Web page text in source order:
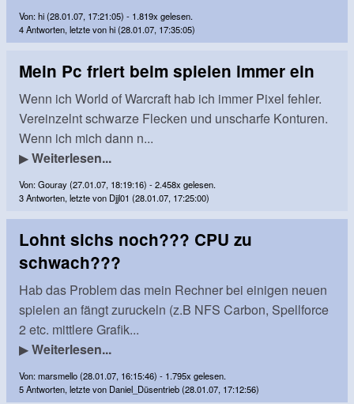
Von: hi (28.01.07, 17:21:05) - 1.819x gelesen.
4 Antworten, letzte von hi (28.01.07, 17:35:05)
Mein Pc friert beim spielen immer ein
Wenn ich World of Warcraft hab ich immer Pixel fehler.
Vereinzelnt schwarze Flecken und unscharfe Konturen.
Wenn ich mich dann n...
▶Weiterlesen...
Von: Gouray (27.01.07, 18:19:16) - 2.458x gelesen.
3 Antworten, letzte von Djjl01 (28.01.07, 17:25:00)
Lohnt sichs noch??? CPU zu
schwach???
Hab das Problem das mein Rechner bei einigen neuen
spielen an fängt zuruckeln (z.B NFS Carbon, Spellforce
2 etc. mittlere Grafik...
▶Weiterlesen...
Von: marsmello (28.01.07, 16:15:46) - 1.795x gelesen.
5 Antworten, letzte von Daniel_Düsentrieb (28.01.07, 17:12:56)